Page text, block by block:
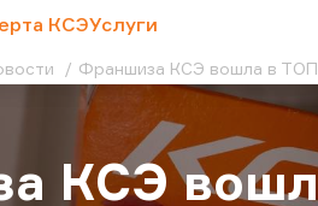
КСЭУслуги
Франшиза КСЭ вошла в
КСЭ